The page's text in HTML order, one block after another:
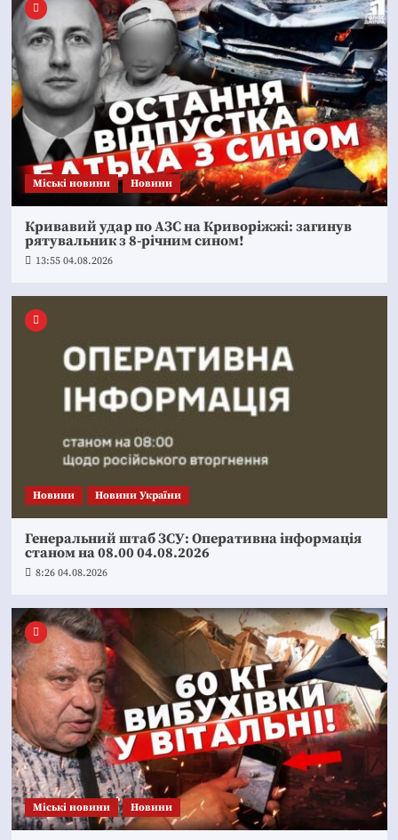
Mіські новини Новини
Кривавий удар по АЗС на Криворіжжі: загинув
рятувальник з 8-річним сином!
13:55 04.08.2026
Новини Новини України
Генеральний штаб ЗСУ: Оперативна інформація
станом на 08.00 04.08.2026
8:26 04.08.2026
Mіські новини Новини